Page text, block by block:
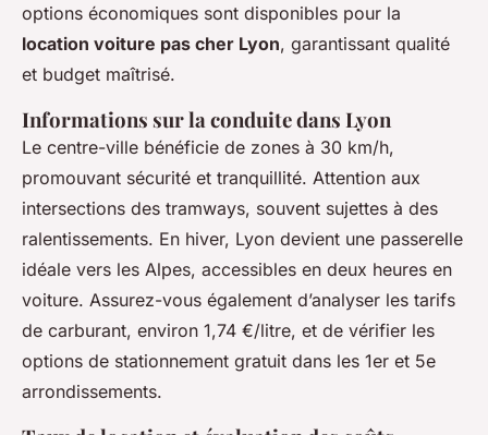
options économiques sont disponibles pour la
location voiture pas cher Lyon, garantissant qualité
et budget maîtrisé.
Informations sur la conduite dans Lyon
Le centre-ville bénéficie de zones à 30 km/h,
promouvant sécurité et tranquillité. Attention aux
intersections des tramways, souvent sujettes à des
ralentissements. En hiver, Lyon devient une passerelle
idéale vers les Alpes, accessibles en deux heures en
voiture. Assurez-vous également d’analyser les tarifs
de carburant, environ 1,74 €/litre, et de vérifier les
options de stationnement gratuit dans les 1er et 5e
arrondissements.